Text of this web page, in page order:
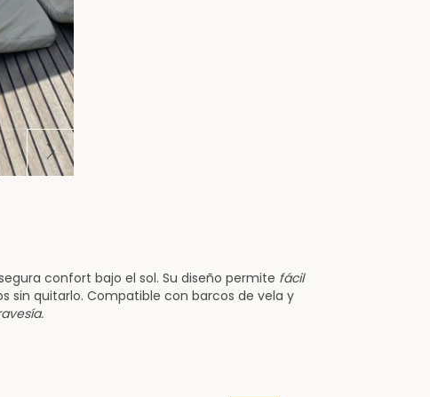
confort bajo el sol. Su diseño permite fácil
sin quitarlo. Compatible con barcos de vela y